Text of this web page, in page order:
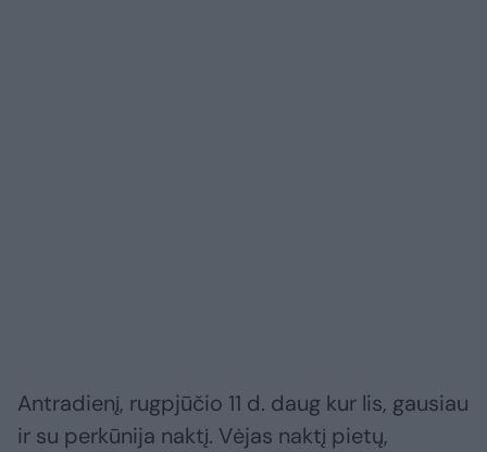
Antradienį, rugpjūčio 11 d. daug kur lis, gausiau
ir su perkūnija naktį. Vėjas naktį pietų,